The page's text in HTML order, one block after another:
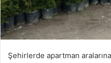
Şehirlerde apartman